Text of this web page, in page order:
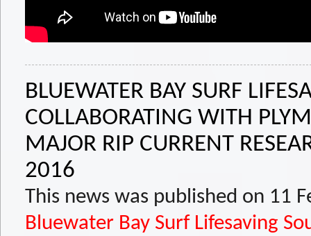
BLUEWATER BAY SURF
COLLABORATING WITH
MAJOR RIP CURRENT
2016
This news was published on 11
Bluewater Bay Surf Lifesaving